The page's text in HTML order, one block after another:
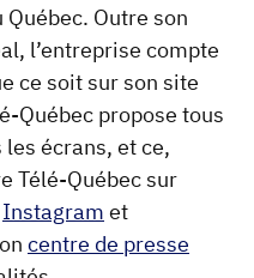
Outre son
l’entreprise compte
ce soit sur son site
Québec propose tous
écrans, et ce,
Télé-Québec sur
Instagram et
centre de presse